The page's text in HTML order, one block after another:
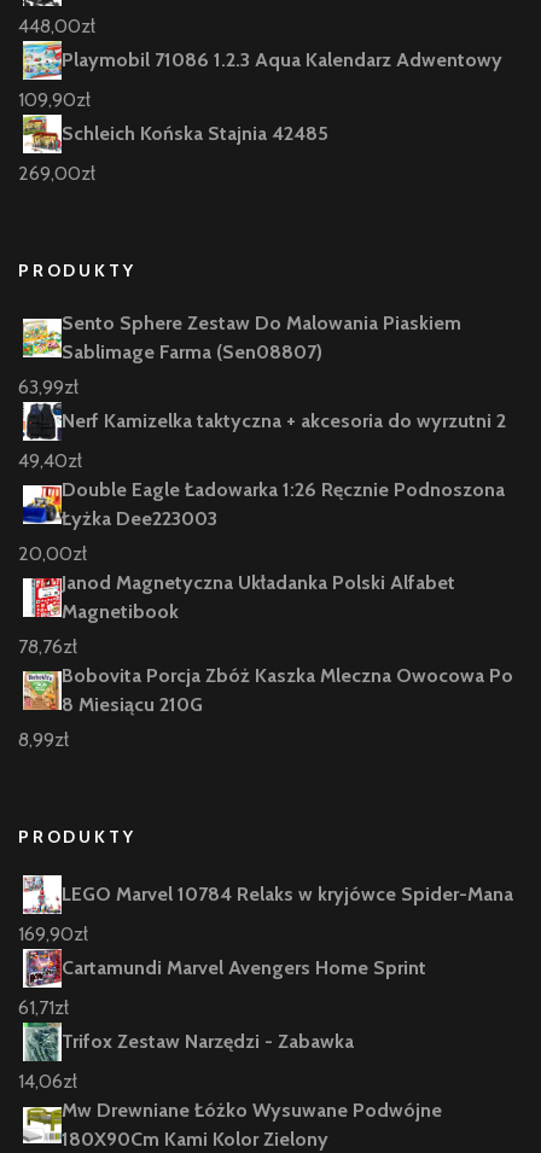
448,00zł
Playmobil 71086 1.2.3 Aqua Kalendarz Adwentowy
109,90zł
Schleich Końska Stajnia 42485
269,00zł
PRODUKTY
Sento Sphere Zestaw Do Malowania Piaskiem
Sablimage Farma (Sen08807)
63,99zł
Nerf Kamizelka taktyczna + akcesoria do wyrzutni 2
49,40zł
Double Eagle Ładowarka 1:26 Ręcznie Podnoszona
Łyżka Dee223003
20,00zł
Janod Magnetyczna Układanka Polski Alfabet
Magnetibook
78,76zł
Bobovita Porcja Zbóż Kaszka Mleczna Owocowa Po
8 Miesiącu 210G
8,99zł
PRODUKTY
LEGO Marvel 10784 Relaks w kryjówce Spider-Mana
169,90zł
Cartamundi Marvel Avengers Home Sprint
61,71zł
Trifox Zestaw Narzędzi - Zabawka
14,06zł
Mw Drewniane Łóżko Wysuwane Podwójne
180X90Cm Kami Kolor Zielony